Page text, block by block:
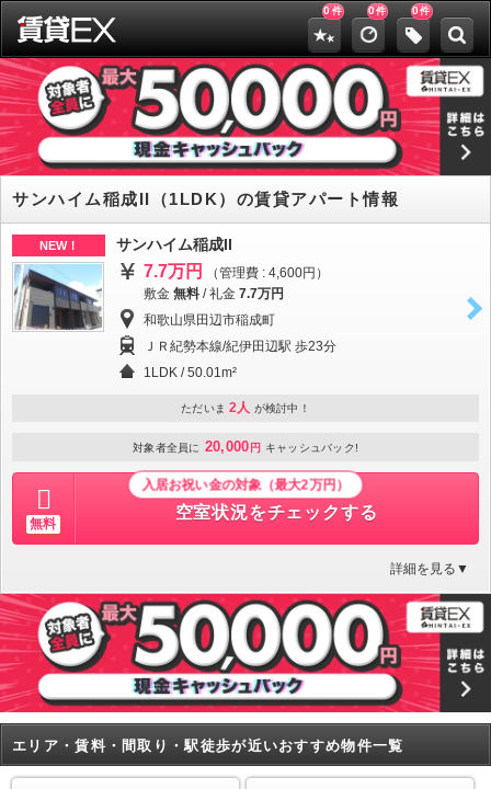
0 件 0件 0件
サンハイム稲成II（1LDK）の賃貸アパート情報
NEW！ サンハイム稲成II
7.7万円
（管理費 : 4,600円）
敷金 無料 /礼金 7.7万円
和歌山県田辺市稲成町
ＪＲ紀勢本線/紀伊田辺駅 歩23分
1LDK / 50.01m²
ただいま 2人 が検討中！
対象者全員に 20,000 円 キャッシュバック!
無料
入居お祝い金の対象（最大2万円）
空室状況をチェックする
詳細を見る▼
エリア・賃料・間取り・駅徒歩が近いおすすめ物件一覧